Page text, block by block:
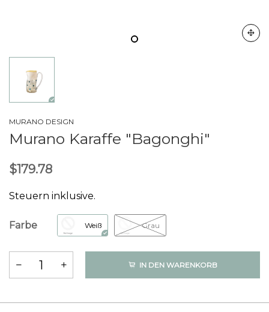
MURANO DESIGN
Murano Karaffe "Bagonghi"
$179.78
Steuern inklusive.
Farbe Weiß Grau
IN DEN WARENKORB